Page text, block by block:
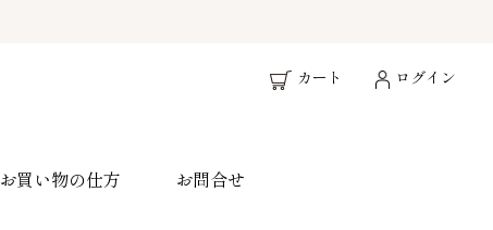
カート ログイン
お買い物の仕方 お問合せ